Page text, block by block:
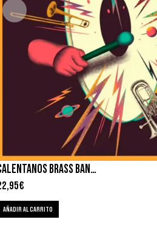
CALENTANOS BRASS BAND – HAMBRE AJENA
€
AÑADIR AL CARRITO